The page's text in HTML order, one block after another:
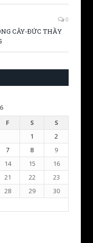
0
CÂY-ĐỨC THẦY
F S
S
1
2
7 8
9
14 15
16
21 22
23
28 29
30